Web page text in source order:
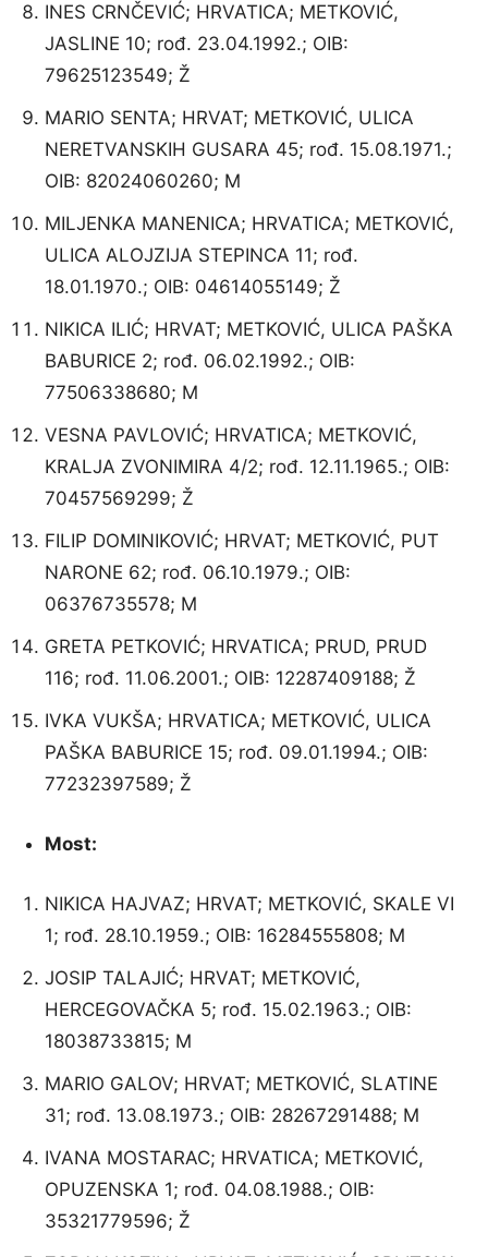
INES CRNČEVIĆ; HRVATICA; METKOVIĆ,
JASLINE 10; rođ. 23.04.1992.; OIB:
79625123549; Ž
MARIO SENTA; HRVAT; METKOVIĆ, ULICA
NERETVANSKIH GUSARA 45; rođ. 15.08.1971.;
OIB: 82024060260; M
MILJENKA MANENICA; HRVATICA; METKOVIĆ,
ULICA ALOJZIJA STEPINCA 11; rođ.
18.01.1970.; OIB: 04614055149; Ž
NIKICA ILIĆ; HRVAT; METKOVIĆ, ULICA PAŠKA
BABURICE 2; rođ. 06.02.1992.; OIB:
77506338680; M
VESNA PAVLOVIĆ; HRVATICA; METKOVIĆ,
KRALJA ZVONIMIRA 4/2; rođ. 12.11.1965.; OIB:
70457569299; Ž
FILIP DOMINIKOVIĆ; HRVAT; METKOVIĆ, PUT
NARONE 62; rođ. 06.10.1979.; OIB:
06376735578; M
GRETA PETKOVIĆ; HRVATICA; PRUD, PRUD
116; rođ. 11.06.2001.; OIB: 12287409188; Ž
IVKA VUKŠA; HRVATICA; METKOVIĆ, ULICA
PAŠKA BABURICE 15; rođ. 09.01.1994.; OIB:
77232397589; Ž
Most:
NIKICA HAJVAZ; HRVAT; METKOVIĆ, SKALE VI
1; rođ. 28.10.1959.; OIB: 16284555808; M
JOSIP TALAJIĆ; HRVAT; METKOVIĆ,
HERCEGOVAČKA 5; rođ. 15.02.1963.; OIB:
18038733815; M
MARIO GALOV; HRVAT; METKOVIĆ, SLATINE
31; rođ. 13.08.1973.; OIB: 28267291488; M
IVANA MOSTARAC; HRVATICA; METKOVIĆ,
OPUZENSKA 1; rođ. 04.08.1988.; OIB:
35321779596; Ž